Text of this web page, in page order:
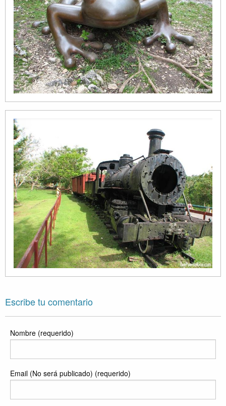
Escribe tu comentario
Nombre (requerido)
Email (No será publicado) (requerido)